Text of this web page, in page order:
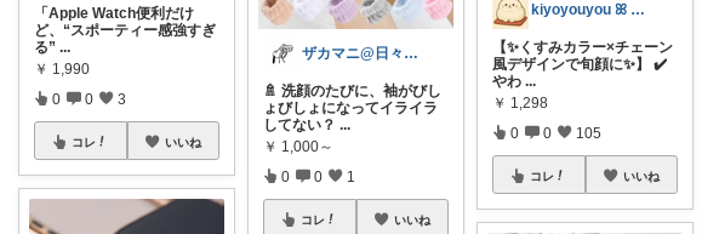
「Apple Watch便利だけ
ど、“スポーティー感強すぎ
る” ...
￥ 1,990
0 0 3
コレ いいね
ザカマニ@日々の生活を少しずつ便利に
🚿 洗顔のたびに、袖がびし
ょびしょになってイライラ
してない？...
￥ 1,000～
0 0 1
コレ いいね
kiyoyouyou ꕤ ゆーゆーꕤ
【✨くすみカラー×チェーン
風デザインで旬顔に✨】 ✔️
やわ ...
￥ 1,298
0 0 105
コレ いいね